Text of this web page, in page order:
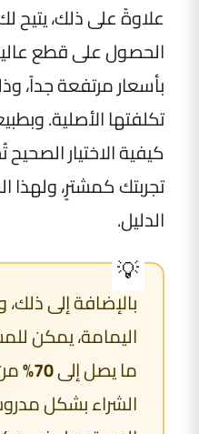
علاوةً على ذلك، يتيح
الحصول على قطع
بأسعار مرتفعة جداً،
تكلفتها الأصلية.
كيفية الاختيار
تجربتك كمشترٍ، ولهذا
الدليل.
بالإضافة إلى
اليمامة، يمكن
ما يصل إلى70%
الشراء بشكل